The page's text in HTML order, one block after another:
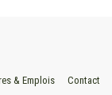
& Emplois Contact